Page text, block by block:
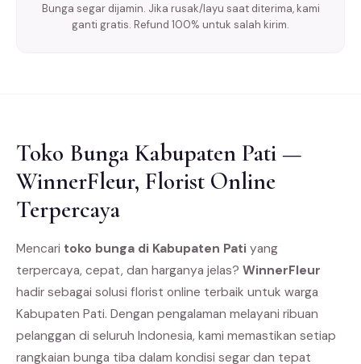
Bunga segar dijamin. Jika rusak/layu saat diterima, kami
ganti gratis. Refund 100% untuk salah kirim.
Toko Bunga Kabupaten Pati —
WinnerFleur, Florist Online
Terpercaya
Mencari toko bunga di Kabupaten Pati yang
terpercaya, cepat, dan harganya jelas? WinnerFleur
hadir sebagai solusi florist online terbaik untuk warga
Kabupaten Pati. Dengan pengalaman melayani ribuan
pelanggan di seluruh Indonesia, kami memastikan setiap
rangkaian bunga tiba dalam kondisi segar dan tepat